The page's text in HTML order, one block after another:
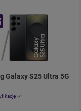
98.4zł miesięcznie.
Galaxy S25 Ultra 5G